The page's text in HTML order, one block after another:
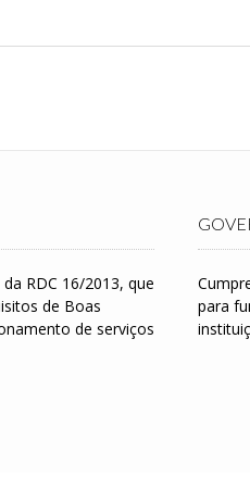
RDC 16/2013, que
de Boas
de serviços
para